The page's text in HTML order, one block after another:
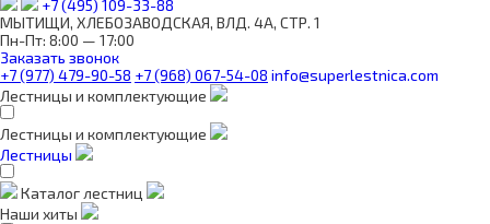
+7 (495) 109-33-88
МЫТИЩИ, ХЛЕБОЗАВОДСКАЯ, ВЛД. 4А, СТР. 1
Пн-Пт: 8:00 — 17:00
Заказать звонок
+7 (977) 479-90-58 +7 (968) 067-54-08 info@superlestnica.com
Лестницы и комплектующие
Лестницы и комплектующие
Лестницы
Каталог лестниц
Наши хиты